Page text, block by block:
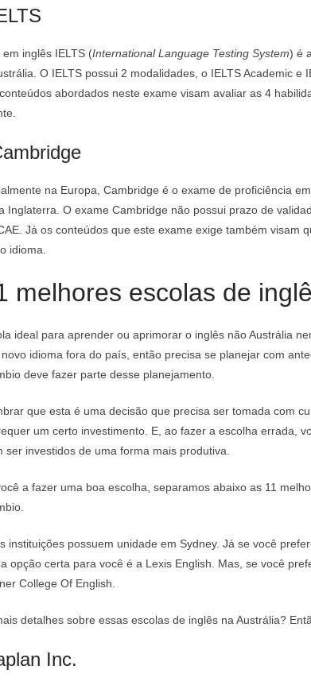
inglês IELTS (International Language Testing System) é
O IELTS possui 2 modalidades, o IELTS Academic
abordados neste exame visam avaliar as 4
na Europa, Cambridge é o exame de proficiência
Inglaterra. O exame Cambridge não possui prazo de
Já os conteúdos que este exame exige também visam
idioma.
melhores escolas de
ideal para aprender ou aprimorar o inglês não Austrália
idioma fora do país, então precisa se planejar com
deve fazer parte desse planejamento.
que esta é uma decisão que precisa ser tomada com
um certo investimento. E, ao fazer a escolha errada,
ser investidos de uma forma mais produtiva.
a fazer uma boa escolha, separamos abaixo as 11
instituições possuem unidade em Sydney. Já se você
opção certa para você é a Lexis English. Mas, se você
College Of English.
detalhes sobre essas escolas de inglês na Austrália?
Inc.